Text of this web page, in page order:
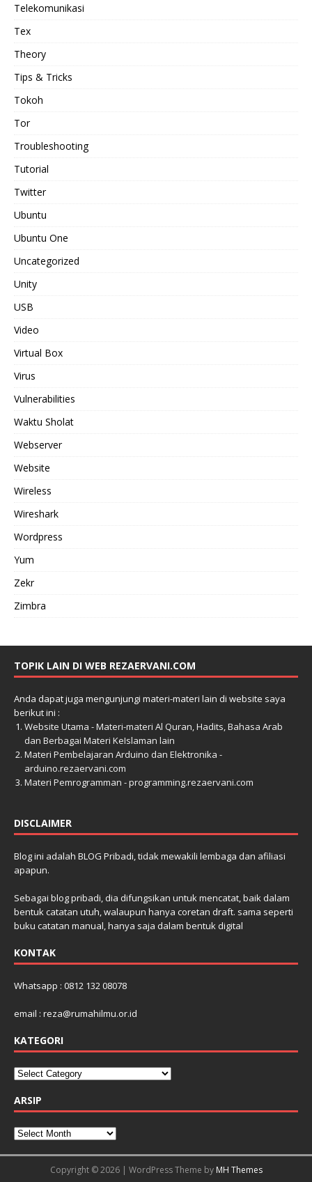
Telekomunikasi
Tex
Theory
Tips & Tricks
Tokoh
Tor
Troubleshooting
Tutorial
Twitter
Ubuntu
Ubuntu One
Uncategorized
Unity
USB
Video
Virtual Box
Virus
Vulnerabilities
Waktu Sholat
Webserver
Website
Wireless
Wireshark
Wordpress
Yum
Zekr
Zimbra
TOPIK LAIN DI WEB REZAERVANI.COM
Anda dapat juga mengunjungi materi-materi lain di website saya
berikut ini :
Website Utama - Materi-materi Al Quran, Hadits, Bahasa Arab
dan Berbagai Materi KeIslaman lain
Materi Pembelajaran Arduino dan Elektronika -
arduino.rezaervani.com
Materi Pemrogramman - programming.rezaervani.com
DISCLAIMER
Blog ini adalah BLOG Pribadi, tidak mewakili lembaga dan afiliasi
apapun.
Sebagai blog pribadi, dia difungsikan untuk mencatat, baik dalam
bentuk catatan utuh, walaupun hanya coretan draft. sama seperti
buku catatan manual, hanya saja dalam bentuk digital
KONTAK
Whatsapp : 0812 132 08078
email : reza@rumahilmu.or.id
KATEGORI
ARSIP
Copyright © 2026 | WordPress Theme by MH Themes